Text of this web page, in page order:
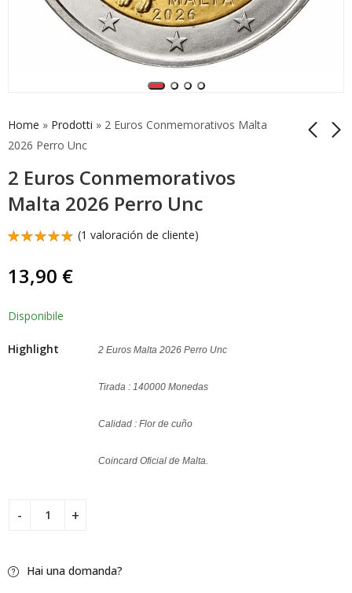
Home » Prodotti » 2 Euros Conmemorativos Malta
2026 Perro Unc
2 Euros Conmemorativos
Malta 2026 Perro Unc
Coincard Malta 2026
de 5 en
base a
de un
cliente
(1 valoración de cliente)
13,90 €
Disponibile
Highlight 2 Euros Malta 2026 Perro Unc
Tirada : 140000 Monedas
Calidad : Flor de cuño
Coincard Oficial de Malta.
Hai una domanda?